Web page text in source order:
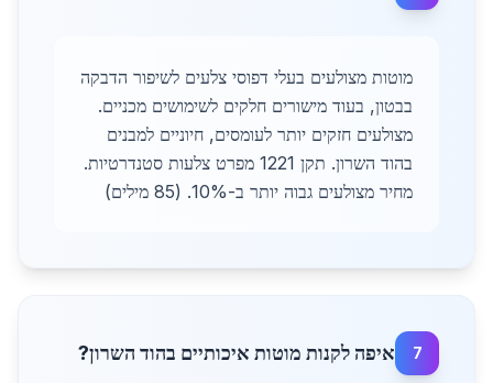
מוטות מצולעים בעלי דפוסי צלעים לשיפור הדבקה
בבטון, בעוד מישורים חלקים לשימושים מכניים.
מצולעים חזקים יותר לעומסים, חיוניים למבנים
בהוד השרון. תקן 1221 מפרט צלעות סטנדרטיות.
מחיר מצולעים גבוה יותר ב-10%. (85 מילים)
7 איפה לקנות מוטות איכותיים בהוד השרון?